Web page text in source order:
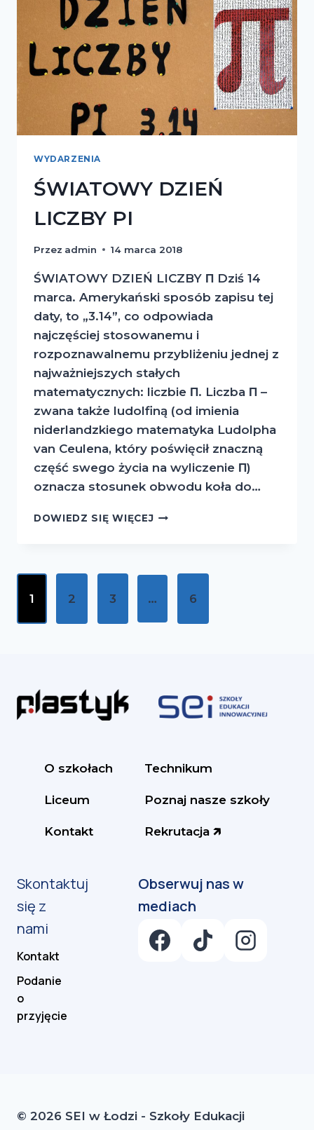
WYDARZENIA
ŚWIATOWY DZIEŃ
LICZBY PI
Przez admin 14 marca 2018
ŚWIATOWY DZIEŃ LICZBY Π Dziś 14
marca. Amerykański sposób zapisu tej
daty, to „3.14”, co odpowiada
najczęściej stosowanemu i
rozpoznawalnemu przybliżeniu jednej z
najważniejszych stałych
matematycznych: liczbie Π. Liczba Π –
zwana także ludolfiną (od imienia
niderlandzkiego matematyka Ludolpha
van Ceulena, który poświęcił znaczną
część swego życia na wyliczenie Π)
oznacza stosunek obwodu koła do…
DOWIEDZ SIĘ WIĘCEJŚWIATOWY
strony
1 2 3 … 6
O szkołach Technikum
Liceum Poznaj nasze szkoły
Kontakt Rekrutacja 🡵
Skontaktuj
się z
nami
Kontakt
Podanie
o
przyjęcie
© 2026 SEI w Łodzi - Szkoły Edukacji